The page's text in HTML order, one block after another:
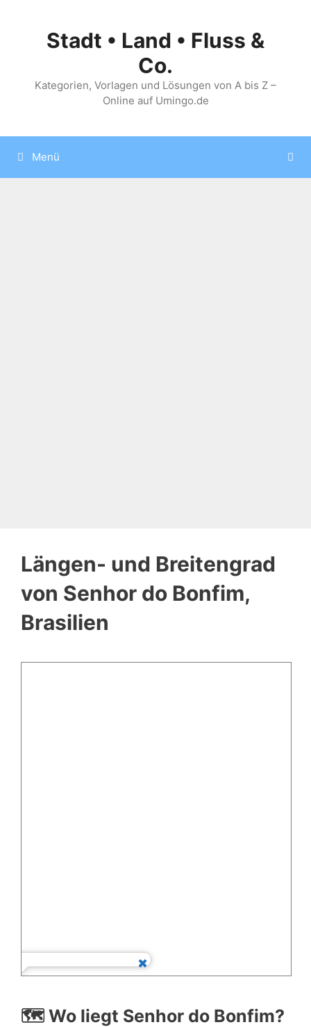
springenStadt • Land • Fluss &
Co.
Kategorien, Vorlagen und Lösungen von A bis Z –
Online auf Umingo.de
Menü
Längen- und Breitengrad
von Senhor do Bonfim,
Brasilien
🗺️ Wo liegt Senhor do Bonfim?